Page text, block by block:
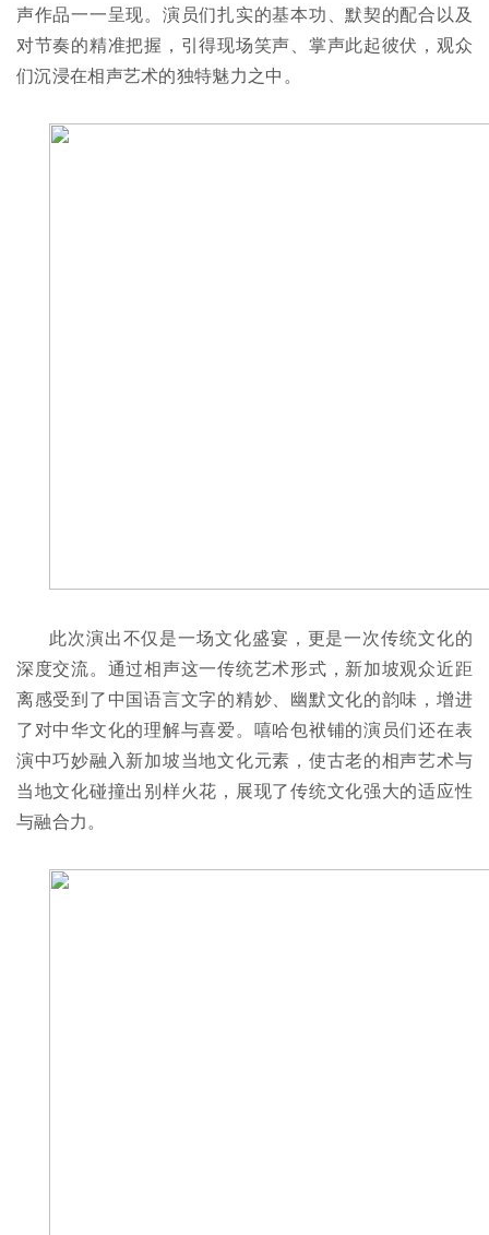
声作品一一呈现。演员们扎实的基本功、默契的配合以及
对节奏的精准把握，引得现场笑声、掌声此起彼伏，观众
们沉浸在相声艺术的独特魅力之中。
此次演出不仅是一场文化盛宴，更是一次传统文化的
深度交流。通过相声这一传统艺术形式，新加坡观众近距
离感受到了中国语言文字的精妙、幽默文化的韵味，增进
了对中华文化的理解与喜爱。嘻哈包袱铺的演员们还在表
演中巧妙融入新加坡当地文化元素，使古老的相声艺术与
当地文化碰撞出别样火花，展现了传统文化强大的适应性
与融合力。